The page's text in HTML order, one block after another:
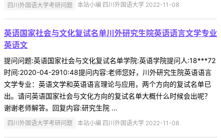
四川外国语大学考研问题 本站小编 四川外国语大学 2022-11-08
英语国家社会与文化复试名单川外研究生院英语语言文学专业
英语文
提问问题:英语国家社会与文化复试名单学院:英语学院提问人:18***72
时间:2020-04-2910:48提问内容:老师您好，川外研究生院英语语言
文学专业：英语文学和英语语言理论与应用，两个方向的复试名单已
出。请问英语国家社会与文化方向的复试名单大概什么时候会出呢？
谢谢老师解答。回复内容:研究生院 ...
四川外国语大学考研问题 本站小编 四川外国语大学 2022-11-08